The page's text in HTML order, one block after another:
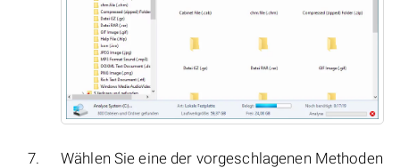
Wählen Sie eine der vorgeschlagenen Methoden